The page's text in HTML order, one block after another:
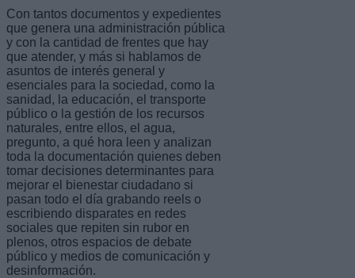
Con tantos documentos y expedientes
que genera una administración pública
y con la cantidad de frentes que hay
que atender, y más si hablamos de
asuntos de interés general y
esenciales para la sociedad, como la
sanidad, la educación, el transporte
público o la gestión de los recursos
naturales, entre ellos, el agua,
pregunto, a qué hora leen y analizan
toda la documentación quienes deben
tomar decisiones determinantes para
mejorar el bienestar ciudadano si
pasan todo el día grabando reels o
escribiendo disparates en redes
sociales que repiten sin rubor en
plenos, otros espacios de debate
público y medios de comunicación y
desinformación.